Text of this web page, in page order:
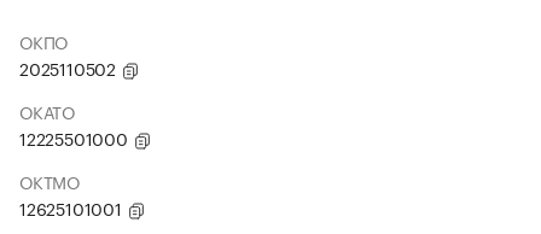
ОКПО
2025110502
ОКАТО
12225501000
ОКТМО
12625101001